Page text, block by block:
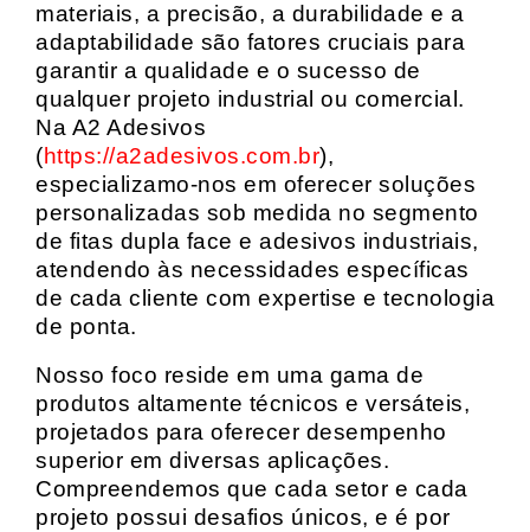
materiais, a precisão, a durabilidade e a
adaptabilidade são fatores cruciais para
garantir a qualidade e o sucesso de
qualquer projeto industrial ou comercial.
Na A2 Adesivos
(https://a2adesivos.com.br),
especializamo-nos em oferecer soluções
personalizadas sob medida no segmento
de fitas dupla face e adesivos industriais,
atendendo às necessidades específicas
de cada cliente com expertise e tecnologia
de ponta.
Nosso foco reside em uma gama de
produtos altamente técnicos e versáteis,
projetados para oferecer desempenho
superior em diversas aplicações.
Compreendemos que cada setor e cada
projeto possui desafios únicos, e é por